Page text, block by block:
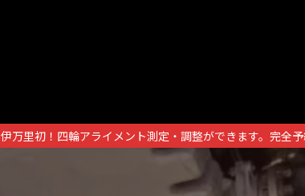
伊万里初！四輪アライメント測定・調整ができます。完全